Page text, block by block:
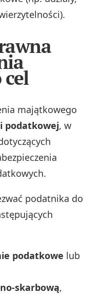
cel
majątkowego
podatkowej, w
podatnika do
podatkowe lub
,